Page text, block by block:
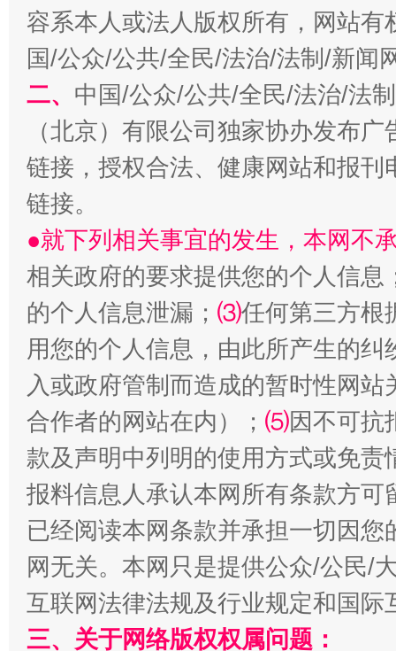
阿坝州三大球赛在茂县开幕 规模
国家大学科技园优化重塑工作
扯下公款旅游的“隐身衣” 如何以
容系本人或法人版权所有，网站
国/公众/公共/全民/法治/法制/新闻
二、 中国/公众/公共/全民/法治/法
（北京）有限公司独家协办发布
链接，授权合法、健康网站和报
链接。
●就下列相关事宜的发生，本网不
相关政府的要求提供您的个人信息
的个人信息泄漏； ⑶任何第三方根
用您的个人信息，由此所产生的纠
入或政府管制而造成的暂时性网
合作者的网站在内）； ⑸因不可抗
款及声明中列明的使用方式或免责
报料信息人承认本网所有条款方
已经阅读本网条款并承担一切因
网无关。本网只是提供公众/公民/
互联网法律法规及行业规定和国
三、关于网络版权权属问题：